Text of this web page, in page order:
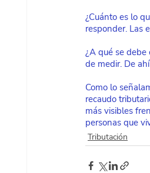
¿Cuánto es lo
responder. Las
¿A qué se debe
de medir. De
Como lo
recaudo
más visibles
personas que
Tributación